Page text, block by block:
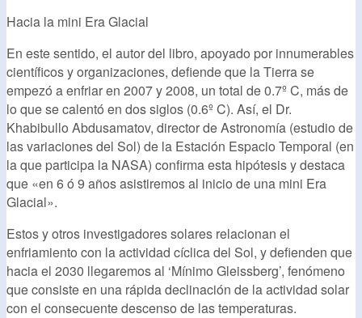
Hacia la mini Era Glacial
En este sentido, el autor del libro, apoyado por innumerables
científicos y organizaciones, defiende que la Tierra se
empezó a enfriar en 2007 y 2008, un total de 0.7º C, más de
lo que se calentó en dos siglos (0.6º C). Así, el Dr.
Khabibullo Abdusamatov, director de Astronomía (estudio de
las variaciones del Sol) de la Estación Espacio Temporal (en
la que participa la NASA) confirma esta hipótesis y destaca
que «en 6 ó 9 años asistiremos al inicio de una mini Era
Glacial».
Estos y otros investigadores solares relacionan el
enfriamiento con la actividad cíclica del Sol, y defienden que
hacia el 2030 llegaremos al ‘Mínimo Gleissberg’, fenómeno
que consiste en una rápida declinación de la actividad solar
con el consecuente descenso de las temperaturas.